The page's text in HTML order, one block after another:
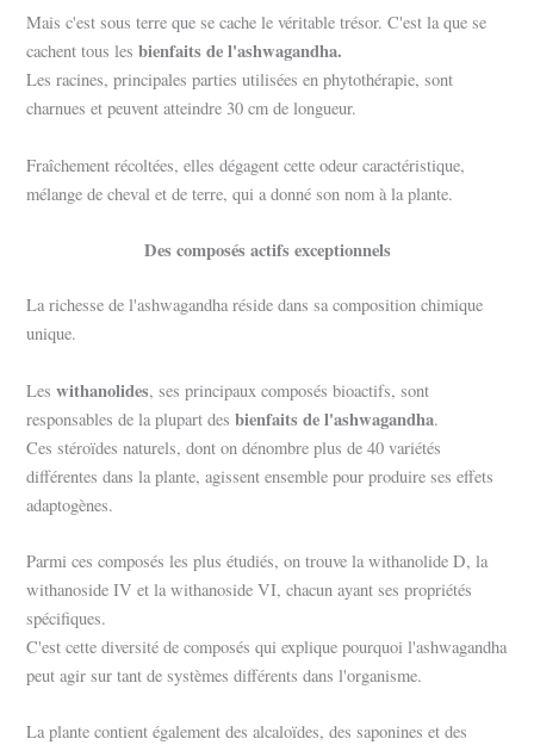
Mais c'est sous terre que se cache le véritable trésor. C'est la que se
cachent tous les bienfaits de l'ashwagandha.
Les racines, principales parties utilisées en phytothérapie, sont
charnues et peuvent atteindre 30 cm de longueur.
Fraîchement récoltées, elles dégagent cette odeur caractéristique,
mélange de cheval et de terre, qui a donné son nom à la plante.
Des composés actifs exceptionnels
La richesse de l'ashwagandha réside dans sa composition chimique
unique.
Leswithanolides, ses principaux composés bioactifs, sont
responsables de la plupart desbienfaits de l'ashwagandha.
Ces stéroïdes naturels, dont on dénombre plus de 40 variétés
différentes dans la plante, agissent ensemble pour produire ses effets
adaptogènes.
Parmi ces composés les plus étudiés, on trouve la withanolide D, la
withanoside IV et la withanoside VI, chacun ayant ses propriétés
spécifiques.
C'est cette diversité de composés qui explique pourquoi l'ashwagandha
peut agir sur tant de systèmes différents dans l'organisme.
La plante contient également des alcaloïdes, des saponines et des